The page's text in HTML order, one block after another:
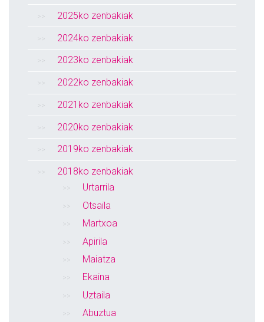
2025ko zenbakiak
2024ko zenbakiak
2023ko zenbakiak
2022ko zenbakiak
2021ko zenbakiak
2020ko zenbakiak
2019ko zenbakiak
2018ko zenbakiak
Urtarrila
Otsaila
Martxoa
Apirila
Maiatza
Ekaina
Uztaila
Abuztua